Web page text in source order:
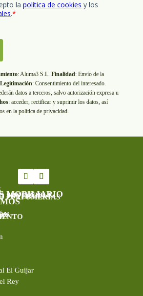
:Aluma3 S.L. Finalidad: Envío de la
Legitimación: Consentimiento del interesado.
datos a terceros, salvo autorización expresa u
: acceder, rectificar y suprimir los datos, así
en la política de privacidad.
MOBILIARIO
SOSTENIBLE
JOYERÍAS
PERFUMERÍAS
El Guijar
Rey